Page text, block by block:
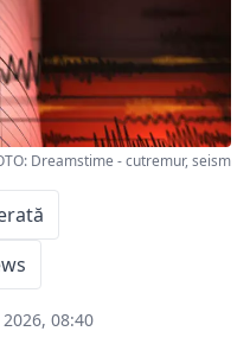
Dreamstime - cutremur, seism
08:40